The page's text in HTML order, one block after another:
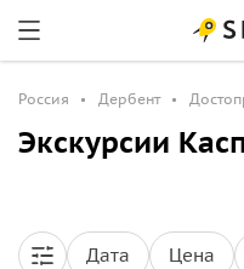
Россия Дербент
Экскурсии
Дата Цена